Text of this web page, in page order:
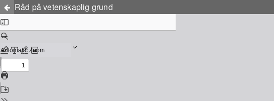
Råd på vetenskaplig grund